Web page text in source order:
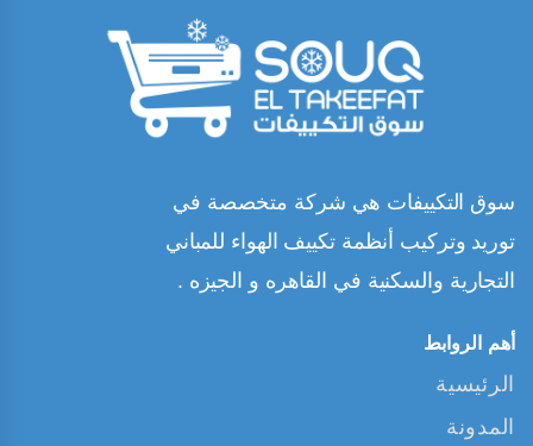
سوق التكييفات هي شركة متخصصة في
توريد وتركيب أنظمة تكييف الهواء للمباني
التجارية والسكنية في القاهره و الجيزه .
أهم الروابط
الرئيسية
المدونة